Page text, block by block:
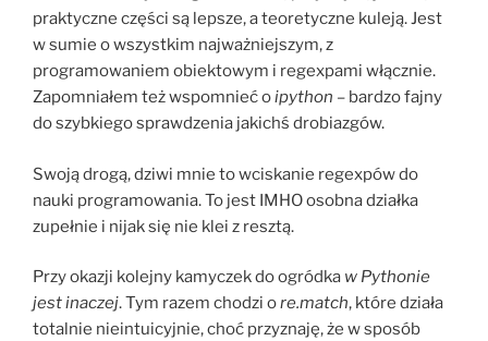
praktyczne części są lepsze, a teoretyczne kuleją. Jest
w sumie o wszystkim najważniejszym, z
programowaniem obiektowym i regexpami włącznie.
Zapomniałem też wspomnieć oipython – bardzo fajny
do szybkiego sprawdzenia jakichś drobiazgów.
Swoją drogą, dziwi mnie to wciskanie regexpów do
nauki programowania. To jest IMHO osobna działka
zupełnie i nijak się nie klei z resztą.
Przy okazji kolejny kamyczek do ogródka w Pythonie
jest inaczej. Tym razem chodzi ore.match, które działa
totalnie nieintuicyjnie, choć przyznaję, że w sposób